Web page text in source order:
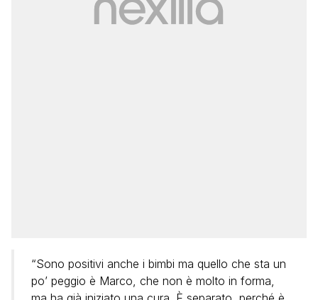
“Sono positivi anche i bimbi ma quello che sta un
po’ peggio è Marco, che non è molto in forma,